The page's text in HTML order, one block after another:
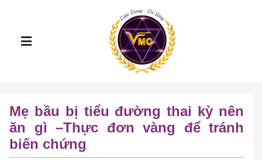
Mẹ bầu bị tiểu đường thai kỳ nên
ăn gì –Thực đơn vàng để tránh
biến chứng